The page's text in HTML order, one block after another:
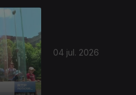
04 jul. 2026